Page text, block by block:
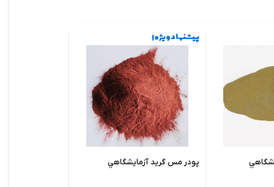
پیشنهاد ویژه !
پودر مس گريد آزمايشگاهي